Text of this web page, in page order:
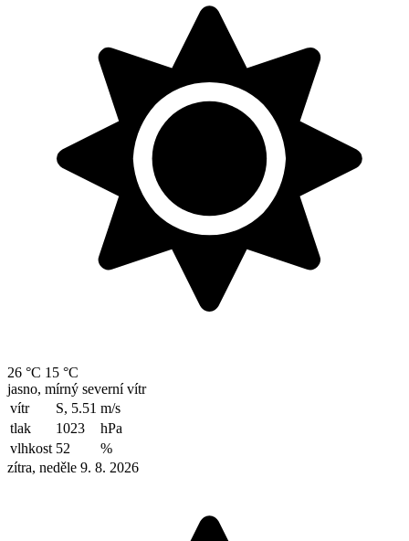
26 °C 15 °C
jasno, mírný severní vítr
vítr
S, 5.51 m/s
tlak
1023
hPa
vlhkost 52
%
zítra, neděle 9. 8. 2026